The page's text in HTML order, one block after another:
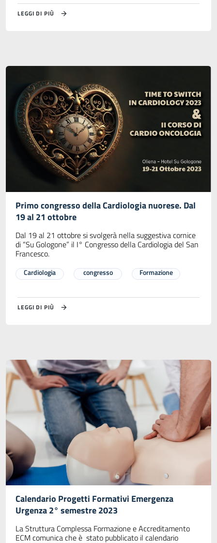
LEGGI DI PIÙ
Primo congresso della Cardiologia nuorese. Dal
19 al 21 ottobre
Dal 19 al 21 ottobre si svolgerà nella suggestiva cornice
di “Su Gologone” il I° Congresso della Cardiologia del San
Francesco.
Cardiologia congresso Formazione
LEGGI DI PIÙ
Calendario Progetti Formativi Emergenza
Urgenza 2° semestre 2023
La Struttura Complessa Formazione e Accreditamento
ECM comunica che è stato pubblicato il calendario